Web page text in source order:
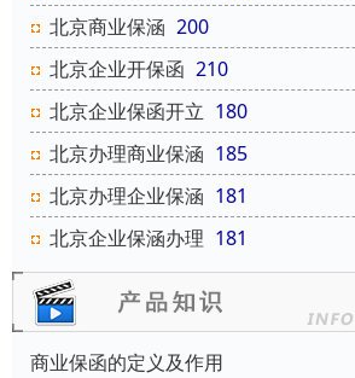
北京商业保涵 200
北京企业开保函 210
北京企业保函开立 180
北京办理商业保涵 185
北京办理企业保涵 181
北京企业保涵办理 181
商业保函的定义及作用